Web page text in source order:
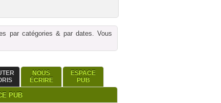
par catégories & par dates. Vous
NOUS
ÉCRIRE
ESPACE
PUB
PUB